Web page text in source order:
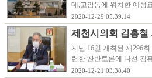
데,고암동에 위치한 예성
2020-12-29 05:39:14
제천시의회 김홍
지난 16일 개최된 제296
련한 찬반토론에 나선 김
2020-12-21 03:38:40